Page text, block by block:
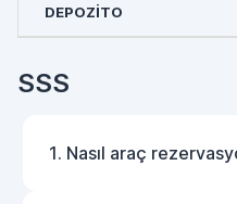
SSS
1. Nasıl araç